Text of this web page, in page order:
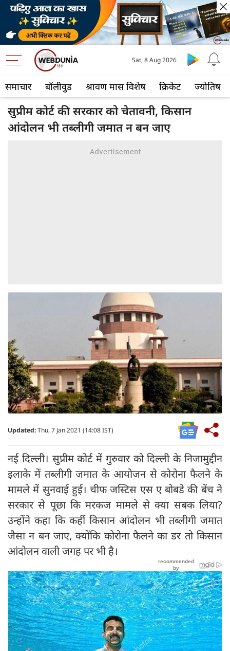
समाचार बॉलीवुड श्रावण मास विशेष क्रिकेट ज्योतिष
Sat, 8 Aug 2026
सुप्रीम कोर्ट की सरकार को चेतावनी, किसान
आंदोलन भी तब्लीगी जमात न बन जाए
Updated:Thu, 7 Jan 2021 (14:08 IST)
नई दिल्ली। सुप्रीम कोर्ट में गुरुवार को दिल्ली के निजामुद्दीन
इलाके में तब्लीगी जमात के आयोजन से कोरोना फैलने के
मामले में सुनवाई हुई। चीफ जस्टिस एस ए बोबडे की बेंच ने
सरकार से पूछा कि मरकज मामले से क्या सबक लिया?
उन्होंने कहा कि कहीं किसान आंदोलन भी तब्लीगी जमात
जैसा न बन जाए, क्योंकि कोरोना फैलने का डर तो किसान
आंदोलन वाली जगह पर भी है।